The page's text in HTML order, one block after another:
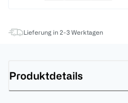
Lieferung in 2-3 Werktagen
Produktdetails